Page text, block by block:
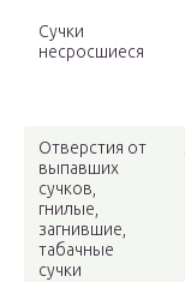
Сучки
несросшиеся
Отверстия от
выпавших
сучков,
гнилые,
загнившие,
табачные
сучки